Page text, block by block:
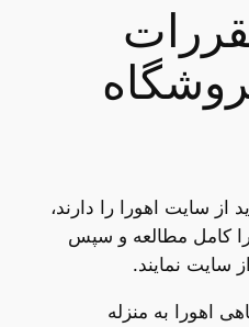
از سایت اهورا را دارند،
را کامل مطالعه و سپس
سایت نمایند.
اهورا به منزله